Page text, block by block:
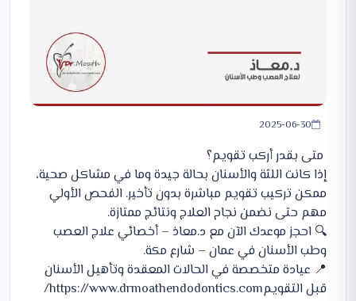
2025-06-30
متى بقدر أركب تقويم؟
إذا كانت اللثة والأسنان بحالة جيدة وما في مشاكل صحية،
ممكن تركيب تقويم مباشرة بدون تأخير. الفحص الأولي
مهم حتى نضمن نجاح العلاج ونتائج ممتازة.
🔍 احجز موعدك الآن مع د.معاذ – أخصائي علاج العصب
وطب الأسنان في عمان – شارع مكة.
📍 عيادة متخصصة في الحالات المعقدة وتأهيل الأسنان
قبل التقويمhttps://www.drmoathendodontics.com/